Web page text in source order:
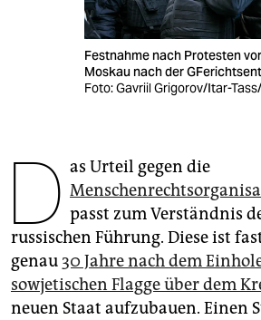
veranstaltungen
unterstützen
genossenschaft
epaper login
Festnahme nach Protesten
Moskau nach der
Foto: Gavriil Grigorov/Itar-
D as Urteil gegen die
passt zum Verständnis
russischen Führung. Diese ist
genau 30 Jahre nach dem
sowjetischen Flagge über dem
neuen Staat aufzubauen. Einen